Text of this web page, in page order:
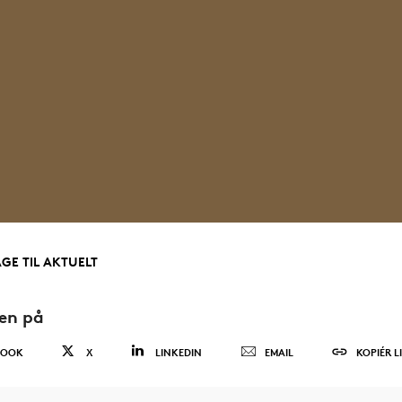
TIL AKTUELT
på
X LINKEDIN EMAIL KOPIÉR